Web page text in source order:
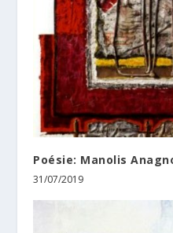
Poésie: Manolis
31/07/2019